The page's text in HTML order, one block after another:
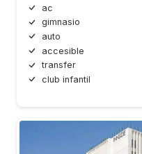
ac
gimnasio
auto
accesible
transfer
club infantil